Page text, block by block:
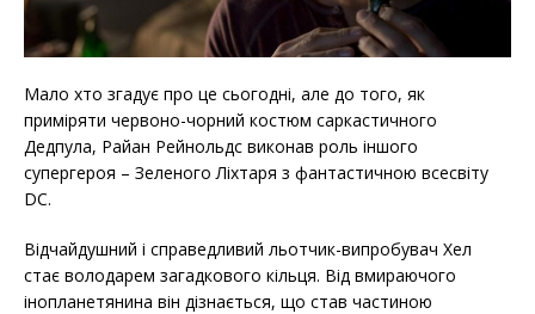
Мало хто згадує про це сьогодні, але до того, як
приміряти червоно-чорний костюм саркастичного
Дедпула, Райан Рейнольдс виконав роль іншого
супергероя – Зеленого Ліхтаря з фантастичною всесвіту
DC.
Відчайдушний і справедливий льотчик-випробувач Хел
стає володарем загадкового кільця. Від вмираючого
інопланетянина він дізнається, що став частиною